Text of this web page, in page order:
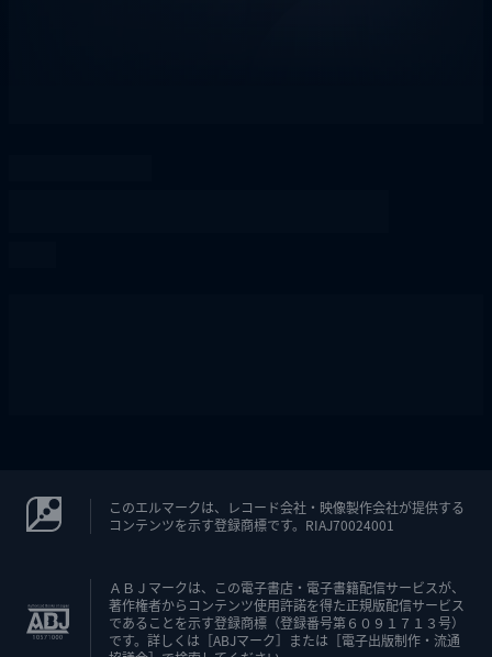
このエルマークは、レコード会社・映像製作会社が提供する
コンテンツを示す登録商標です。RIAJ70024001
ＡＢＪマークは、この電子書店・電子書籍配信サービスが、
著作権者からコンテンツ使用許諾を得た正規版配信サービス
であることを示す登録商標（登録番号第６０９１７１３号）
です。詳しくは［ABJマーク］または［電子出版制作・流通